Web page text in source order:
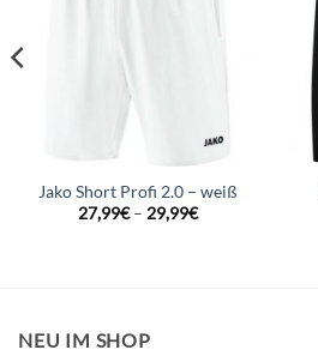
Jako Short Profi 2.0 – weiß
27,99€– 29,99€
NEU IM SHOP